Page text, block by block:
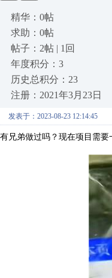
精华：0帖
求助：0帖
帖子：2帖 | 1回
年度积分：3
历史总积分：23
注册：2021年3月23日
发表于：2023-08-23 12:14:45
有兄弟做过吗？现在项目需